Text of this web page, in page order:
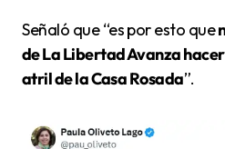
Señaló que “es por esto que
de La Libertad Avanza
atril de la Casa Rosada”.